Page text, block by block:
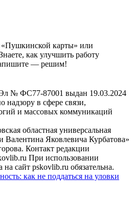
карты» или
как улучшить работу
— решим!
№ ФС77-87001 выдан 19.03.2024
надзору в сфере связи,
и массовых коммуникаций
областная универсальная
Валентина Яковлевича Курбатова»
Контакт редакции
При использовании
сайт pskovlib.ru обязательна.
как не поддаться на уловки